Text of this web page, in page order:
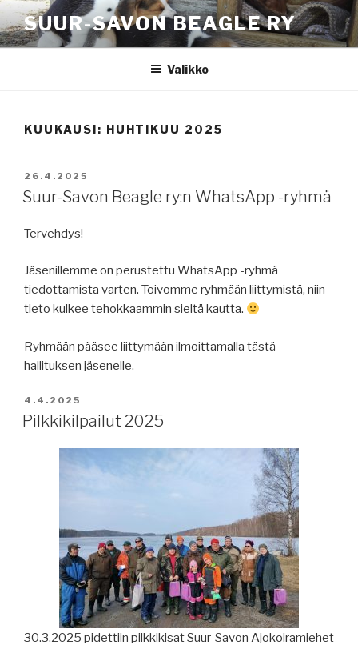
Siirry
sisältöönSUUR-SAVON BEAGLE RY
Valikko
KUUKAUSI: HUHTIKUU 2025
JULKAISTU
26.4.2025
Suur-Savon Beagle ry:n WhatsApp -ryhmä
Tervehdys!
Jäsenillemme on perustettu WhatsApp -ryhmä
tiedottamista varten. Toivomme ryhmään liittymistä, niin
tieto kulkee tehokkaammin sieltä kautta.
Ryhmään pääsee liittymään ilmoittamalla tästä
hallituksen jäsenelle.
JULKAISTU
4.4.2025
Pilkkikilpailut 2025
30.3.2025 pidettiin pilkkikisat Suur-Savon Ajokoiramiehet